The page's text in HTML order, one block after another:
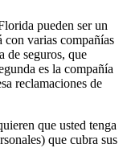
pueden ser un
con varias compañías
de seguros, que
es la compañía
reclamaciones de
que usted tenga
que cubra sus